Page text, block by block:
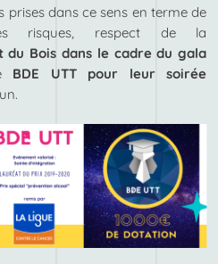
prises dans ce sens en terme de
risques, respect de la
du Bois dans le cadre du gala
BDE UTT pour leur soirée